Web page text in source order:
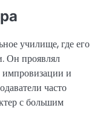
училище, где его
Он проявлял
импровизации и
часто
с большим